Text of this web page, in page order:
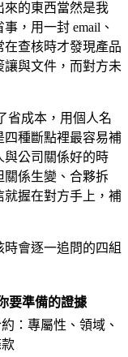
來的東西當然是我
，用一封 email、
查核時才發現產品
讓與文件，而對方未
省成本，用個人名
種斷點裡最容易補
與公司關係好的時
係生變、合夥拆
就握在對方手上，補
會逐一追問的四組
要準備的證據
：專屬性、領域、